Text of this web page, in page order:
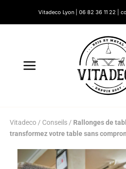
Vitadeco Lyon | 06 82 36 11 22 |
Vitadeco / Conseils / Rallonges de
transformez votre table sans